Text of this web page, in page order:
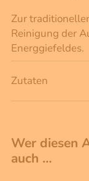
Zur
Reinigung der
Energgiefeldes.
Zutaten
Wer diesen
auch …